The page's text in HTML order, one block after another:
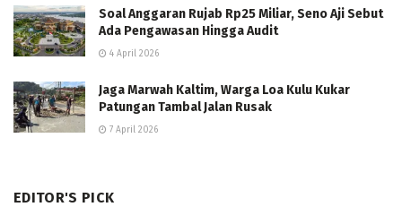
Soal Anggaran Rujab Rp25 Miliar, Seno Aji Sebut
Ada Pengawasan Hingga Audit
4 April 2026
Jaga Marwah Kaltim, Warga Loa Kulu Kukar
Patungan Tambal Jalan Rusak
7 April 2026
EDITOR'S PICK